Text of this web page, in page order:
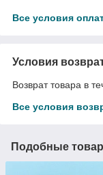
Все условия
Условия
Возврат товара в
Все условия
Подобные